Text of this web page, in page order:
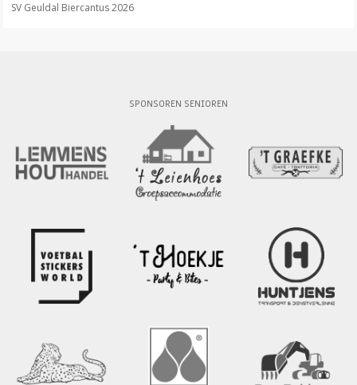
SV Geuldal Biercantus 2026
SPONSOREN SENIOREN